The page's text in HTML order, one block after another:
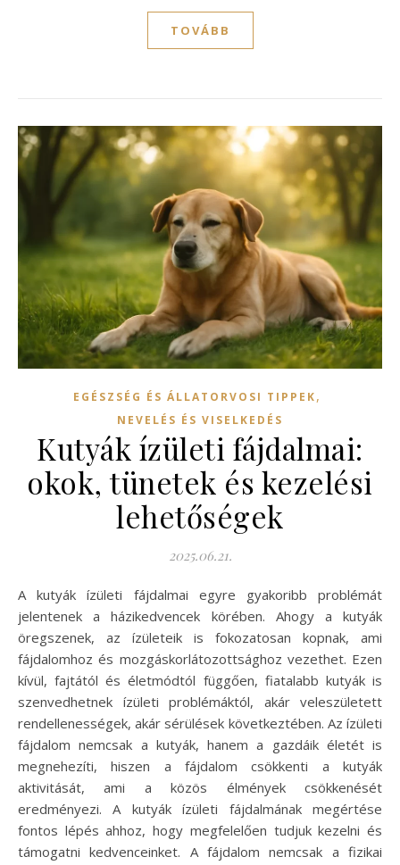
TOVÁBB
EGÉSZSÉG ÉS ÁLLATORVOSI TIPPEK,
NEVELÉS ÉS VISELKEDÉS
Kutyák ízületi fájdalmai:
okok, tünetek és kezelési
lehetőségek
2025.06.21.
A kutyák ízületi fájdalmai egyre gyakoribb problémát
jelentenek a házikedvencek körében. Ahogy a kutyák
öregszenek, az ízületeik is fokozatosan kopnak, ami
fájdalomhoz és mozgáskorlátozottsághoz vezethet. Ezen
kívül, fajtától és életmódtól függően, fiatalabb kutyák is
szenvedhetnek ízületi problémáktól, akár veleszületett
rendellenességek, akár sérülések következtében. Az ízületi
fájdalom nemcsak a kutyák, hanem a gazdáik életét is
megnehezíti, hiszen a fájdalom csökkenti a kutyák
aktivitását, ami a közös élmények csökkenését
eredményezi. A kutyák ízületi fájdalmának megértése
fontos lépés ahhoz, hogy megfelelően tudjuk kezelni és
támogatni kedvenceinket. A fájdalom nemcsak a fizikai